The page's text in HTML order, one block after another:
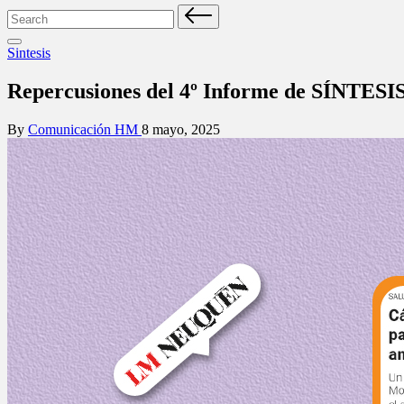
Search
for:
Posted
Sintesis
Repercusiones del 4º Informe de
Posted
by
By Comunicación HM 8 mayo, 2025